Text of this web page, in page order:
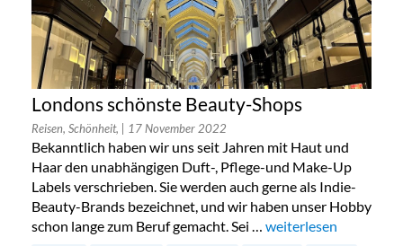
Londons schönste Beauty-Shops
Reisen, Schönheit, | 17 November 2022
Bekanntlich haben wir uns seit Jahren mit Haut und
Haar den unabhängigen Duft-, Pflege-und Make-Up
Labels verschrieben. Sie werden auch gerne als Indie-
Beauty-Brands bezeichnet, und wir haben unser Hobby
schon lange zum Beruf gemacht. Sei … „Londons schönste
weiterlesen